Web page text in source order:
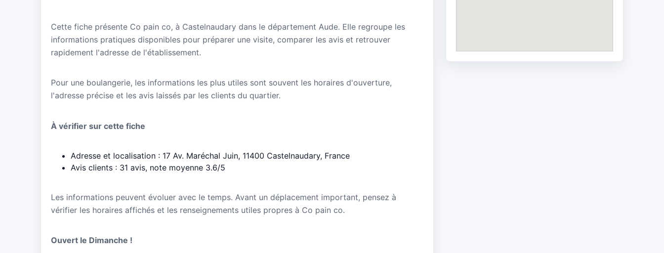
Cette fiche présente Co pain co, à Castelnaudary dans le département Aude. Elle regroupe les
informations pratiques disponibles pour préparer une visite, comparer les avis et retrouver
rapidement l'adresse de l'établissement.
Pour une boulangerie, les informations les plus utiles sont souvent les horaires d'ouverture,
l'adresse précise et les avis laissés par les clients du quartier.
À vérifier sur cette fiche
Adresse et localisation : 17 Av. Maréchal Juin, 11400 Castelnaudary, France
Avis clients : 31 avis, note moyenne 3.6/5
Les informations peuvent évoluer avec le temps. Avant un déplacement important, pensez à
vérifier les horaires affichés et les renseignements utiles propres à Co pain co.
Ouvert le Dimanche !